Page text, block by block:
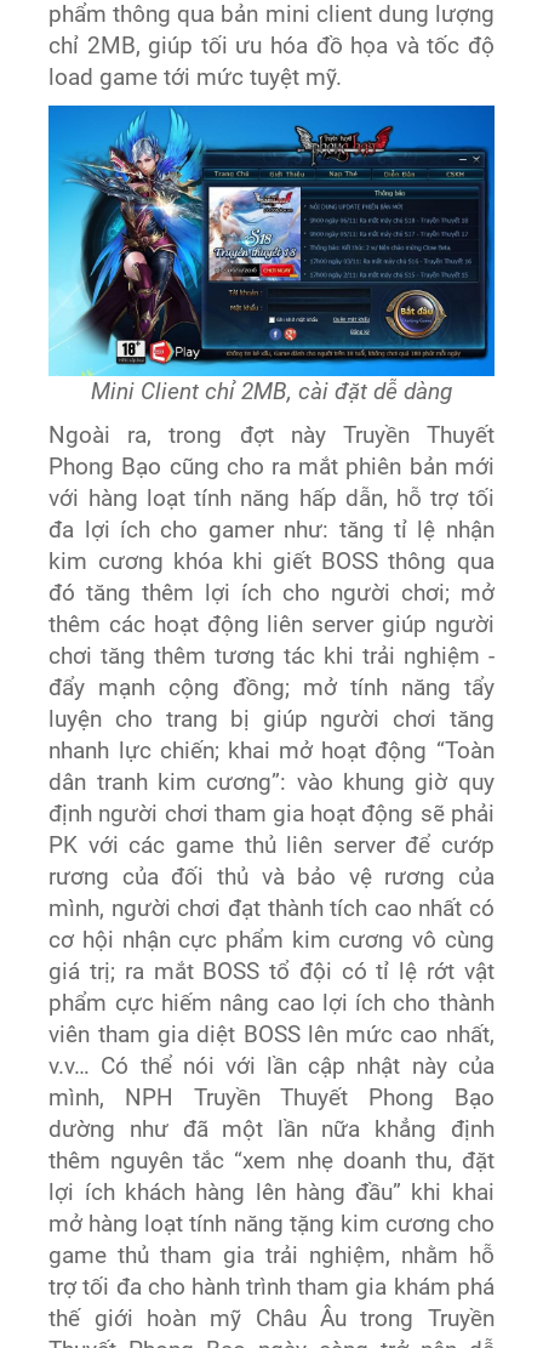
phẩm thông qua bản mini client dung lượng
chỉ 2MB, giúp tối ưu hóa đồ họa và tốc độ
load game tới mức tuyệt mỹ.
Mini Client chỉ 2MB, cài đặt dễ dàng
Ngoài ra, trong đợt này Truyền Thuyết
Phong Bạo cũng cho ra mắt phiên bản mới
với hàng loạt tính năng hấp dẫn, hỗ trợ tối
đa lợi ích cho gamer như: tăng tỉ lệ nhận
kim cương khóa khi giết BOSS thông qua
đó tăng thêm lợi ích cho người chơi; mở
thêm các hoạt động liên server giúp người
chơi tăng thêm tương tác khi trải nghiệm -
đẩy mạnh cộng đồng; mở tính năng tẩy
luyện cho trang bị giúp người chơi tăng
nhanh lực chiến; khai mở hoạt động “Toàn
dân tranh kim cương”: vào khung giờ quy
định người chơi tham gia hoạt động sẽ phải
PK với các game thủ liên server để cướp
rương của đối thủ và bảo vệ rương của
mình, người chơi đạt thành tích cao nhất có
cơ hội nhận cực phẩm kim cương vô cùng
giá trị; ra mắt BOSS tổ đội có tỉ lệ rớt vật
phẩm cực hiếm nâng cao lợi ích cho thành
viên tham gia diệt BOSS lên mức cao nhất,
v.v… Có thể nói với lần cập nhật này của
mình, NPH Truyền Thuyết Phong Bạo
dường như đã một lần nữa khẳng định
thêm nguyên tắc “xem nhẹ doanh thu, đặt
lợi ích khách hàng lên hàng đầu” khi khai
mở hàng loạt tính năng tặng kim cương cho
game thủ tham gia trải nghiệm, nhằm hỗ
trợ tối đa cho hành trình tham gia khám phá
thế giới hoàn mỹ Châu Âu trong Truyền